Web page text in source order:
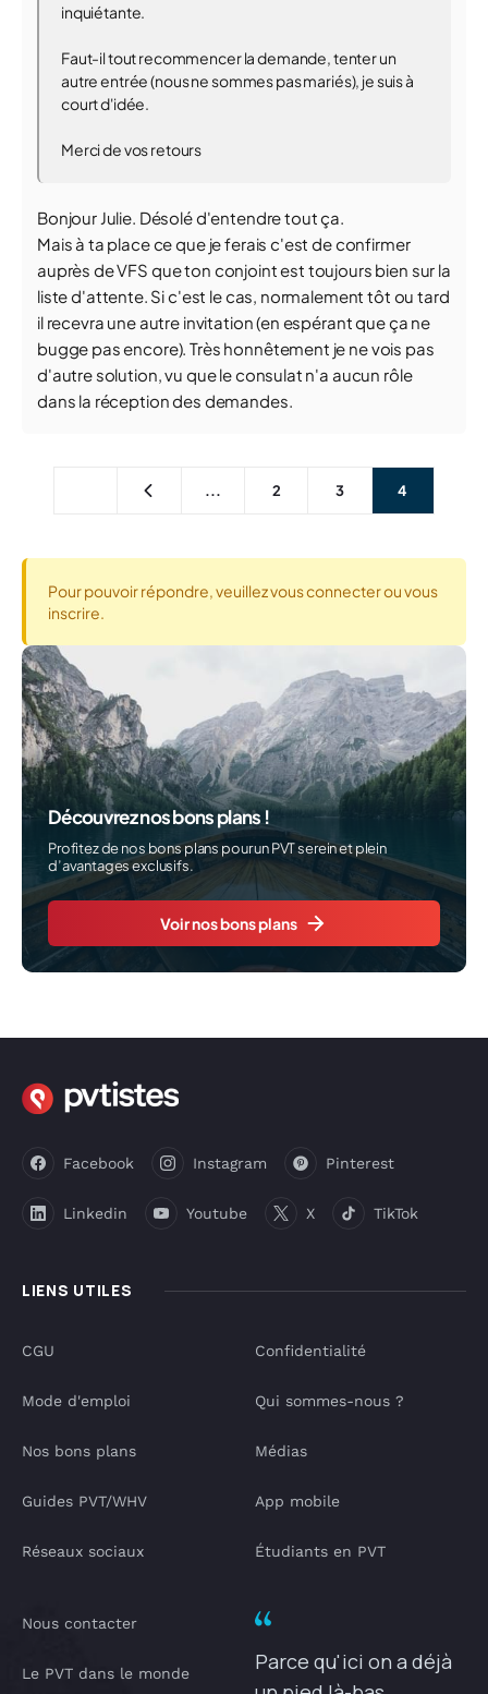
inquiétante.
Faut-il tout recommencer la demande, tenter un
autre entrée (nous ne sommes pas mariés), je suis à
court d'idée.
Merci de vos retours
Bonjour Julie. Désolé d'entendre tout ça.
Mais à ta place ce que je ferais c'est de confirmer
auprès de VFS que ton conjoint est toujours bien sur la
liste d'attente. Si c'est le cas, normalement tôt ou tard
il recevra une autre invitation (en espérant que ça ne
bugge pas encore). Très honnêtement je ne vois pas
d'autre solution, vu que le consulat n'a aucun rôle
dans la réception des demandes.
... 2 3 4
Pour pouvoir répondre, veuillez vous connecter ou vous
inscrire.
Découvrez nos bons plans !
Profitez de nos bons plans pour un PVT serein et plein
d’avantages exclusifs.
Voir nos bons plans
LIENS UTILES
Facebook Instagram Pinterest
Linkedin Youtube X TikTok
CGU
Mode d'emploi
Nos bons plans
Guides PVT/WHV
Réseaux sociaux
Confidentialité
Qui sommes-nous ?
Médias
App mobile
Étudiants en PVT
Nous contacter
Le PVT dans le monde
Parce qu'ici on a déjà